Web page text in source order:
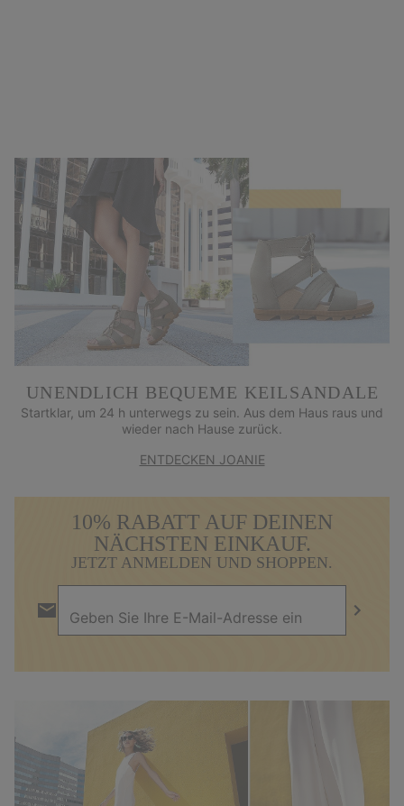
UNENDLICH BEQUEME KEILSANDALE
Startklar, um 24 h unterwegs zu sein. Aus dem Haus raus und
wieder nach Hause zurück.
ENTDECKEN JOANIE
10% RABATT AUF DEINEN
NÄCHSTEN EINKAUF.
JETZT ANMELDEN UND SHOPPEN.
Anmeldung